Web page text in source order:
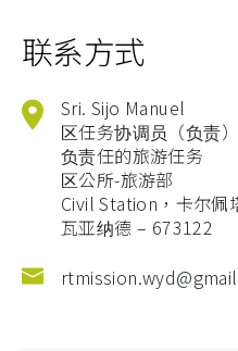
联系方式
Sri. Sijo Manuel
区任务协调员（负责）
负责任的旅游任务
区公所-旅游部
Civil Station，卡尔佩
瓦亚纳德 – 673122